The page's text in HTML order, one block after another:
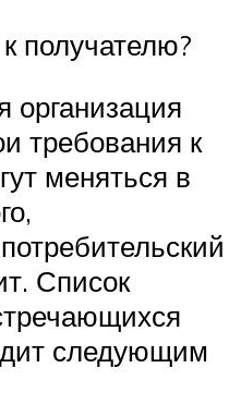
получателю?
организация
требования к
меняться в
Список
следующим